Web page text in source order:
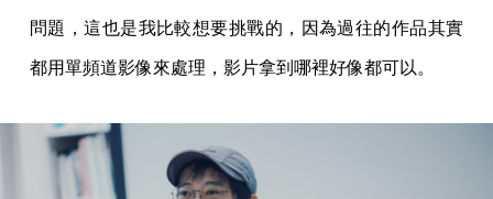
問題，這也是我比較想要挑戰的，因為過往的作品其實
都用單頻道影像來處理，影片拿到哪裡好像都可以。